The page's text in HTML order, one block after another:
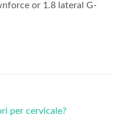
or 1.8 lateral G-
per cervicale?